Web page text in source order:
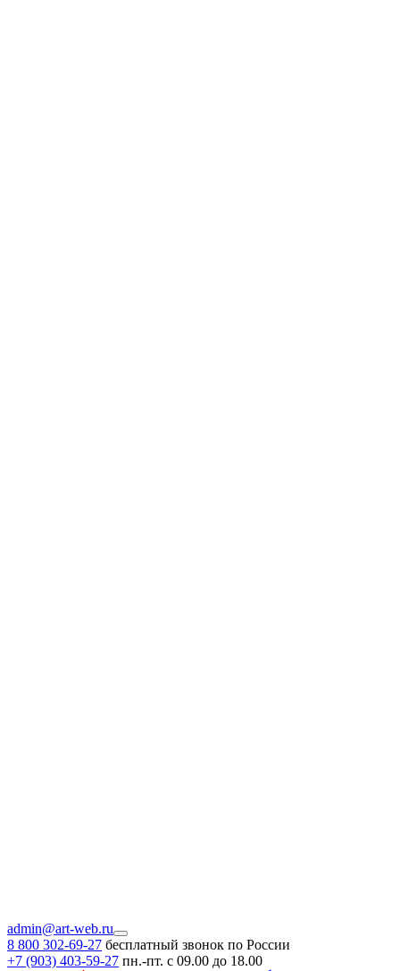
admin@art-web.ru
8 800 302-69-27 бесплатный звонок по России
+7 (903) 403-59-27 пн.-пт. с 09.00 до 18.00